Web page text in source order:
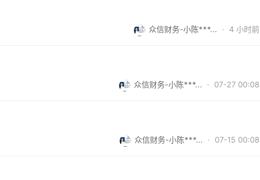
众信财务-小陈***... · 4 小时前
众信财务-小陈***... · 07-27 00:08
众信财务-小陈***... · 07-15 00:08